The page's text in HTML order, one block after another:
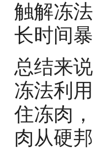
触解冻
长时间
总结来
冻法利
住冻肉
肉从硬